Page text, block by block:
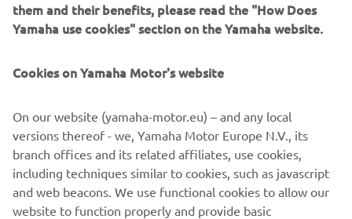
ЗНАЙТИ ДИЛЕРА
them and their benefits, please read the "How Does
Yamaha use cookies" section on the Yamaha website.
Cookies on Yamaha Motor's website
On our website (yamaha-motor.eu) – and any local
versions thereof - we, Yamaha Motor Europe N.V., its
branch offices and its related affiliates, use cookies,
including techniques similar to cookies, such as javascript
and web beacons. We use functional cookies to allow our
website to function properly and provide basic